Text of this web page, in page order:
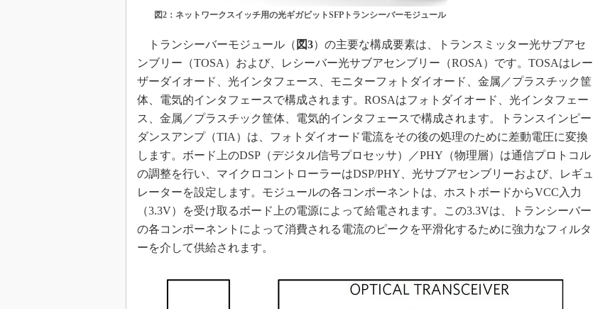
図2：ネットワークスイッチ用の光ギガビットSFPトランシーバーモジュール
トランシーバーモジュール（ 図3）の主要な構成要素は、トランスミッター光サブアセ
ンブリー（TOSA）および、レシーバー光サブアセンブリー（ROSA）です。TOSAはレー
ザーダイオード、光インタフェース、モニターフォトダイオード、金属／プラスチック筐
体、電気的インタフェースで構成されます。ROSAはフォトダイオード、光インタフェー
ス、金属／プラスチック筐体、電気的インタフェースで構成されます。トランスインピー
ダンスアンプ（TIA）は、フォトダイオード電流をその後の処理のために差動電圧に変換
します。ボード上のDSP（デジタル信号プロセッサ）／PHY（物理層）は通信プロトコル
の調整を行い、マイクロコントローラーはDSP/PHY、光サブアセンブリーおよび、レギュ
レーターを設定します。モジュールの各コンポーネントは、ホストボードからVCC入力
（3.3V）を受け取るボード上の電源によって給電されます。この3.3Vは、トランシーバー
の各コンポーネントによって消費される電流のピークを平滑化するために強力なフィルタ
ーを介して供給されます。